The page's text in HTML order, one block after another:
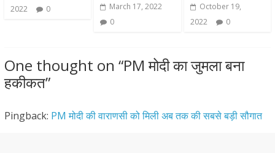
2022
0
March 17, 2022
0
October 19,
2022
0
One thought on “PM मोदी का जुमला बना
हकीकत”
Pingback: PM मोदी की वाराणसी को मिली अब तक की सबसे बड़ी सौगात